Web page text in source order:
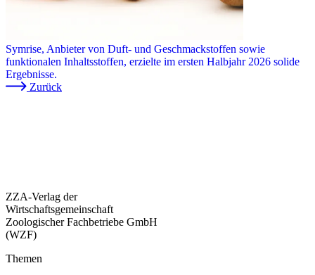
Symrise, Anbieter von Duft- und Geschmackstoffen sowie
funktionalen Inhaltsstoffen, erzielte im ersten Halbjahr 2026 solide
Ergebnisse.
Zurück
ZZA-Verlag der
Wirtschaftsgemeinschaft
Zoologischer Fachbetriebe GmbH
(WZF)
Themen